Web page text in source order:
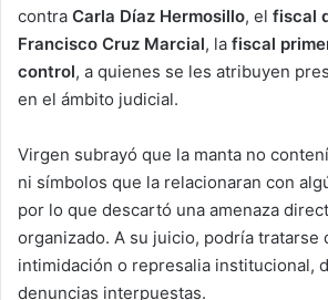
contra Carla Díaz Hermosillo, el fiscal
Francisco Cruz Marcial, la fiscal
control, a quienes se les atribuyen
en el ámbito judicial.
Virgen subrayó que la manta no
ni símbolos que la relacionaran con
por lo que descartó una amenaza
organizado. A su juicio, podría tratarse
intimidación o represalia institucional,
denuncias interpuestas.